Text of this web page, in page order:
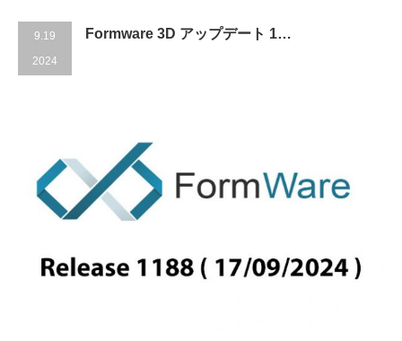
9.19
2024
Formware 3D アップデート 1…